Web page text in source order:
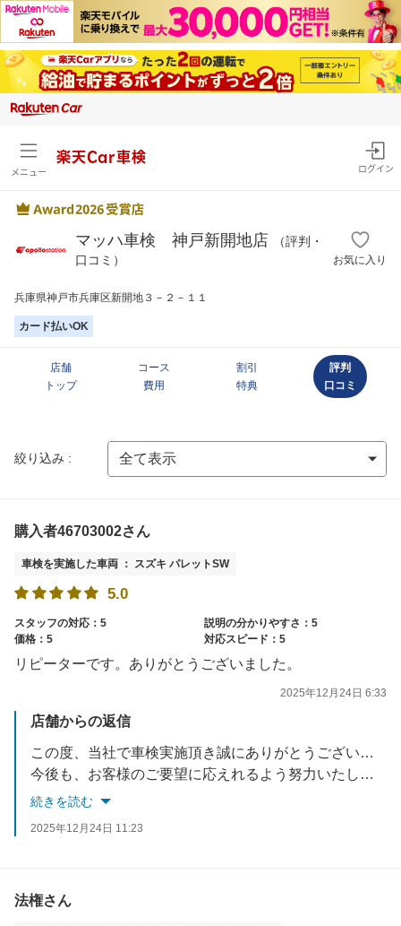
メニュー
楽天Car車検
ログイン
マッハ車検 神戸新開地店
（評判・
口コミ）
お気に入り
兵庫県神戸市兵庫区新開地３－２－１１
カード払いOK
店舗
トップ
コース
費用
割引
特典
評判
口コミ
絞り込み :
購入者46703002さん
車検を実施した車両 ： スズキ パレットSW
5.0
スタッフの対応：5
説明の分かりやすさ：5
価格：5
対応スピード：5
リピーターです。ありがとうございました。
2025年12月24日 6:33
店舗からの返信
この度、当社で車検実施頂き誠にありがとうございました。
今後も、お客様のご要望に応えれるよう努力いたします。
お車でお困りごとがあれば、いつでもご相談ください。
続きを読む
2025年12月24日 11:23
法権さん